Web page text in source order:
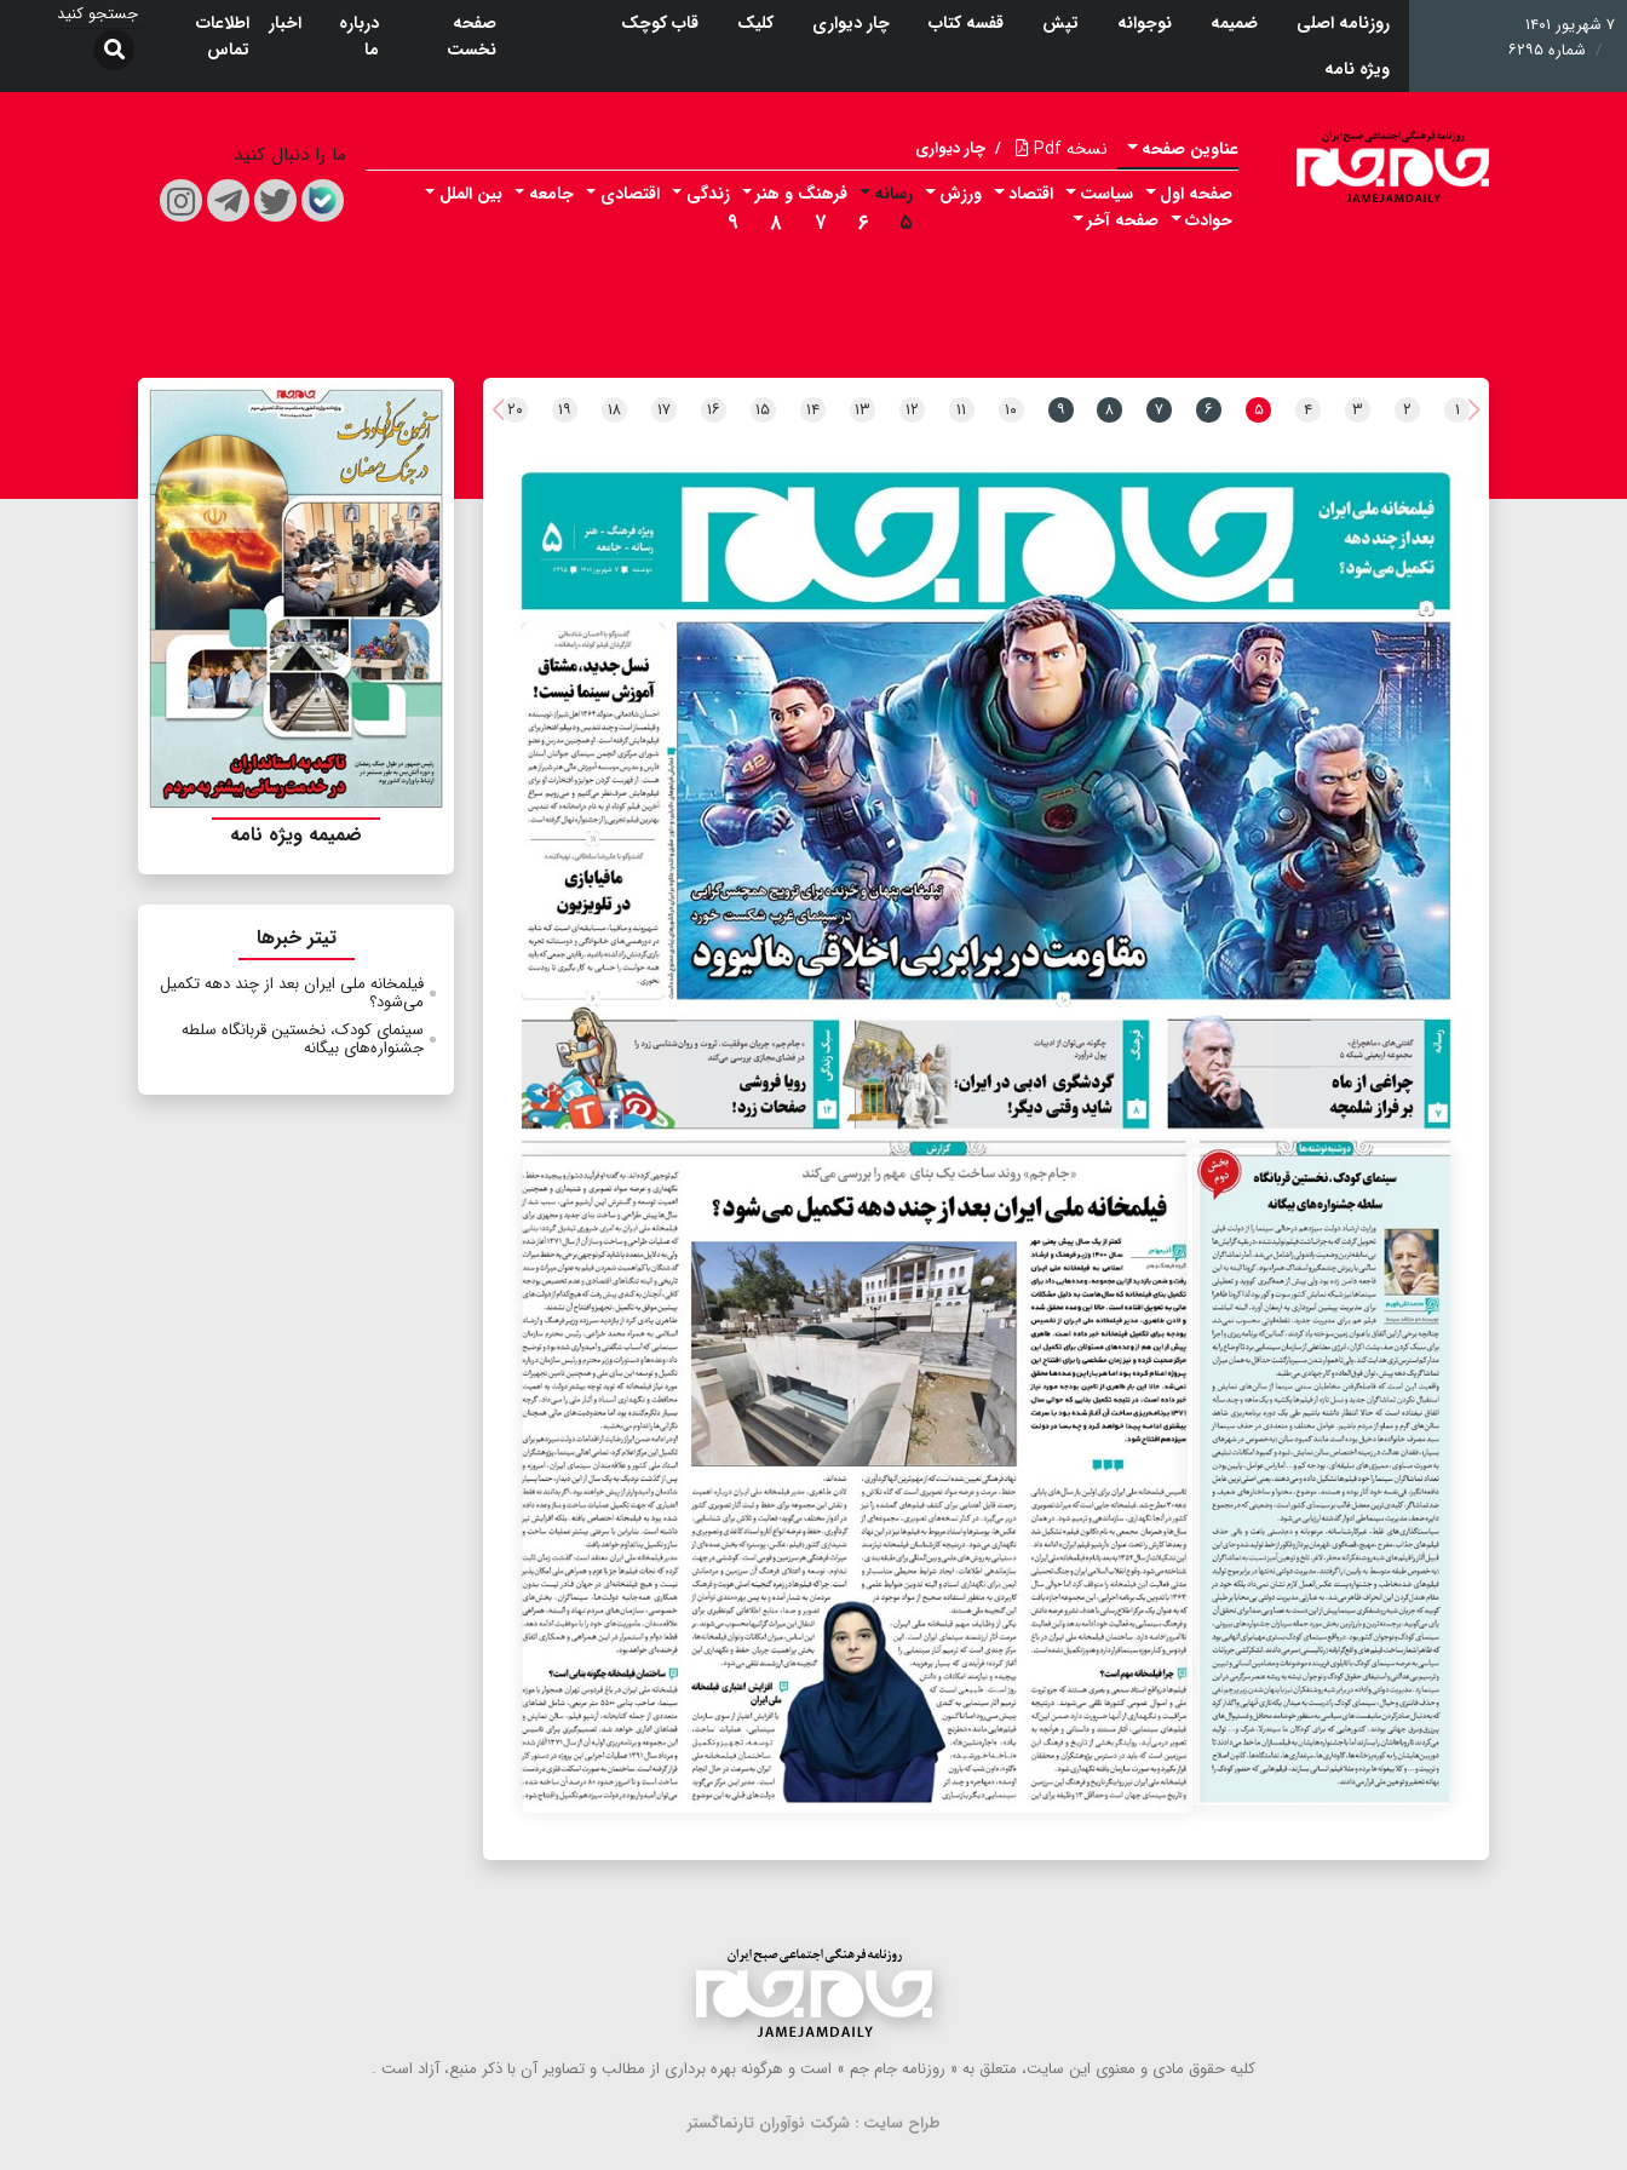
۷ شهریور ۱۴۰۱
شماره ۶۲۹۵
روزنامه اصلی ضمیمه نوجوانه تپش قفسه کتاب چار دیواری کلیک
قاب کوچک
ویژه نامه
صفحه
نخست
درباره
ما
اخبار
اطلاعات
تماس
عناوین صفحه نسخه Pdf / چار دیواری
صفحه اول سیاست اقتصاد ورزش رسانه
۵ ۶ ۷ ۸ ۹
فرهنگ و هنر زندگی اقتصادی جامعه
بین الملل
حوادث
صفحه آخر
ما را دنبال کنید
۱ ۲ ۳ ۴ ۵ ۶ ۷ ۸ ۹ ۱۰ ۱۱ ۱۲ ۱۳ ۱۴ ۱۵ ۱۶ ۱۷ ۱۸ ۱۹ ۲۰
ضمیمه ویژه نامه
تیتر خبرها
فیلمخانه ملی ایران بعد از چند دهه تکمیل
می‌شود؟
سینمای کودک، نخستین قربانگاه سلطه
جشنواره‌های بیگانه
كلیه حقوق مادی و معنوی این سایت، متعلق به « روزنامه جام جم » است و هرگونه بهره ‌برداری از مطالب و تصاویر آن با ذكر منبع، آزاد است .
طراح سایت : شرکت نوآوران تارنماگستر